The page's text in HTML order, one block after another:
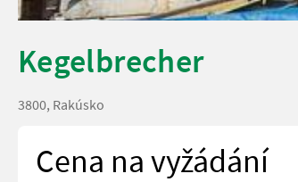
Kegelbrecher
3800, Rakúsko
Cena na vyžádání